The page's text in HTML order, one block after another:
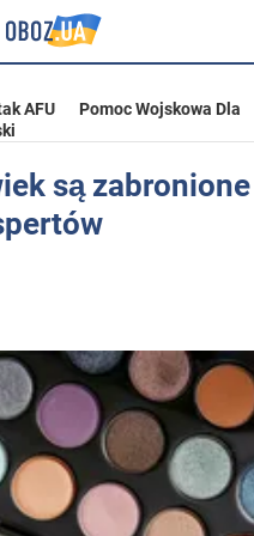
AFU
Pomoc Wojskowa Dla
są